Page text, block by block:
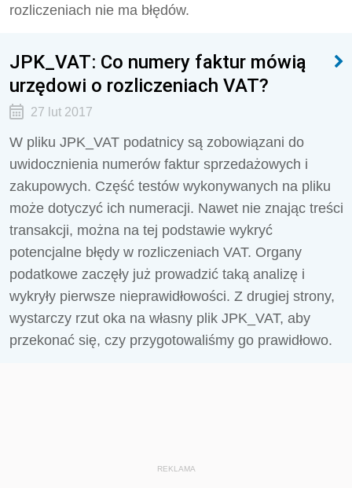
rozliczeniach nie ma błędów.
JPK_VAT: Co numery faktur mówią
urzędowi o rozliczeniach VAT?
27 lut 2017
W pliku JPK_VAT podatnicy są zobowiązani do
uwidocznienia numerów faktur sprzedażowych i
zakupowych. Część testów wykonywanych na pliku
może dotyczyć ich numeracji. Nawet nie znając treści
transakcji, można na tej podstawie wykryć
potencjalne błędy w rozliczeniach VAT. Organy
podatkowe zaczęły już prowadzić taką analizę i
wykryły pierwsze nieprawidłowości. Z drugiej strony,
wystarczy rzut oka na własny plik JPK_VAT, aby
przekonać się, czy przygotowaliśmy go prawidłowo.
REKLAMA